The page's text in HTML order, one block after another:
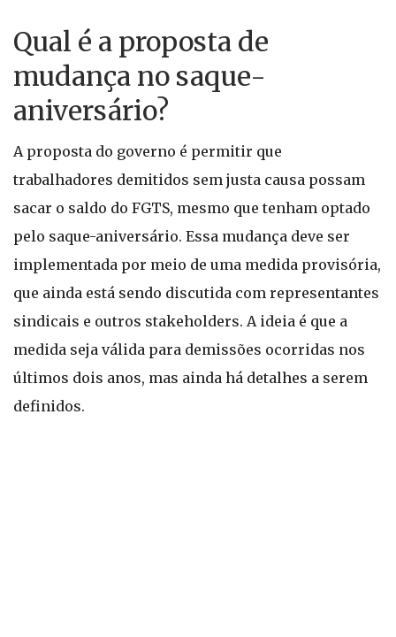
Qual é a proposta de
mudança no saque-
aniversário?
A proposta do governo é permitir que
trabalhadores demitidos sem justa causa possam
sacar o saldo do FGTS, mesmo que tenham optado
pelo saque-aniversário. Essa mudança deve ser
implementada por meio de uma medida provisória,
que ainda está sendo discutida com representantes
sindicais e outros stakeholders. A ideia é que a
medida seja válida para demissões ocorridas nos
últimos dois anos, mas ainda há detalhes a serem
definidos.